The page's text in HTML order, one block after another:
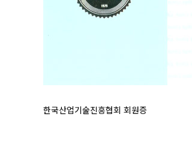
한국산업기술진흥협회 회원증